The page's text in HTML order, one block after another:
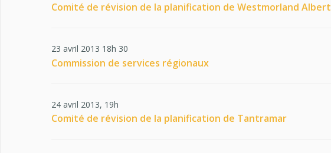
Comité de révision de la planification de Westmorland Albert
23 avril 2013 18h 30
Commission de services régionaux
24 avril 2013, 19h
Comité de révision de la planification de Tantramar